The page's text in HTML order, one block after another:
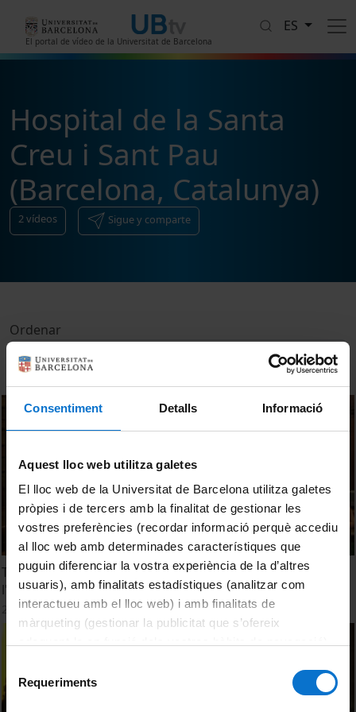
Consentiment Detalls Informació
Aquest lloc web utilitza galetes
El lloc web de la Universitat de Barcelona utilitza galetes
pròpies i de tercers amb la finalitat de gestionar les
vostres preferències (recordar informació perquè accediu
al lloc web amb determinades característiques que
puguin diferenciar la vostra experiència de la d’altres
usuaris), amb finalitats estadístiques (analitzar com
interactueu amb el lloc web) i amb finalitats de
màrqueting (gestionar la publicitat que s’ofereix
consultar laPolítica de galetes del lloc web de la
de Requeriments
El portal de vídeo de la Universitat de Barcelona
ES
Hospital de la Santa
Creu i Sant Pau
(Barcelona, Catalunya)
2vídeos Sigue y comparte
Ordenar
Taller amb documentació medieval i moderna relativa a
l'Hospital de la Santa Creu
21 Mayo, 2011